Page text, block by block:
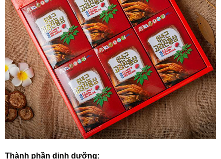
Thành phần dinh dưỡng: